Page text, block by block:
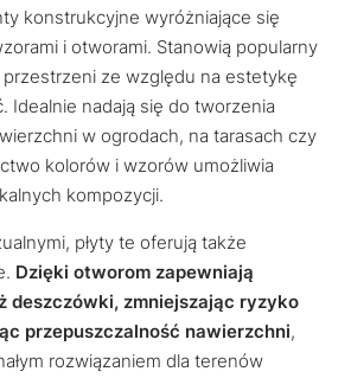
konstrukcyjne wyróżniające się
i otworami. Stanowią popularny
ze względu na estetykę
Idealnie nadają się do tworzenia
w ogrodach, na tarasach czy
kolorów i wzorów umożliwia
kompozycji.
płyty te oferują także
Dzięki otworom zapewniają
deszczówki, zmniejszając ryzyko
przepuszczalność nawierzchni,
rozwiązaniem dla terenów